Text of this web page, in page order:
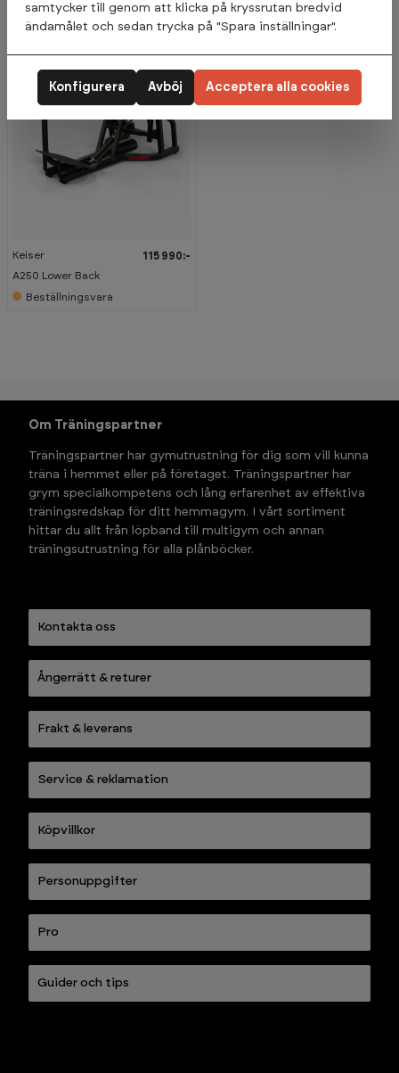
Keiser
A250 Lower Back
115 990:-
Beställningsvara
Om Träningspartner
Träningspartner har gymutrustning för dig som vill kunna
träna i hemmet eller på företaget. Träningspartner har
grym specialkompetens och lång erfarenhet av effektiva
träningsredskap för ditt hemmagym. I vårt sortiment
hittar du allt från löpband till multigym och annan
träningsutrustning för alla plånböcker.
Kontakta oss
Ångerrätt & returer
Frakt & leverans
Service & reklamation
Köpvillkor
Personuppgifter
Pro
Guider och tips
samtycker till genom att klicka på kryssrutan bredvid
ändamålet och sedan trycka på "Spara inställningar".
Avböj
Konfigurera Acceptera alla cookies